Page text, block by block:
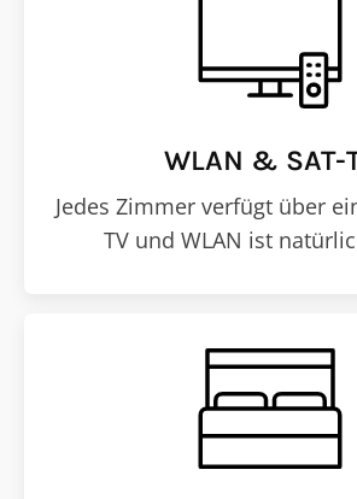
WLAN & SAT-
Jedes Zimmer verfügt über
TV und WLAN ist